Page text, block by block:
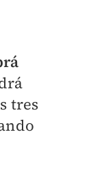
tres